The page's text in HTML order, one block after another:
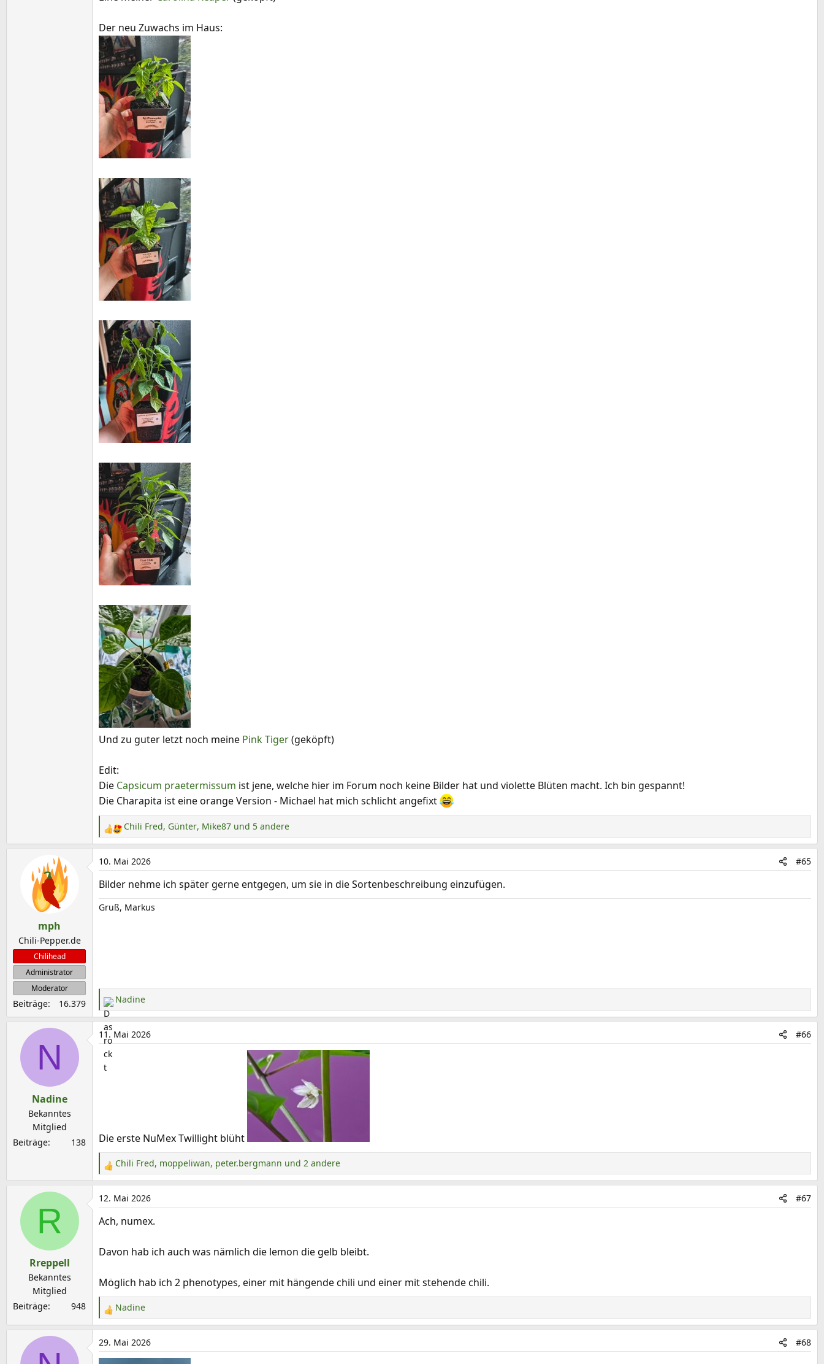
Der neu Zuwachs im Haus:
Und zu guter letzt noch meine Pink Tiger(geköpft)
Edit:
Die Capsicum praetermissum ist jene, welche hier im Forum noch keine Bilder hat und violette Blüten macht. Ich bin gespannt!
Die Charapita ist eine orange Version - Michael hat mich schlicht angefixt
R
e
a
k
t
i
o
Chili Fred, Günter, Mike87 und 5 andere
mph
Chili-Pepper.de
Chilihead
Administrator
Moderator
Beiträge 16.379
10. Mai 2026 #65
Bilder nehme ich später gerne entgegen, um sie in die Sortenbeschreibung einzufügen.
Gruß, Markus
R
e
a
k
t
i
:
Nadine
N
Nadine
Bekanntes
Mitglied
Beiträge
138
11. Mai 2026 #66
Die erste NuMex Twillight blüht
R
e
a
k
t
o
e
Chili Fred, moppeliwan, peter.bergmann und 2 andere
R
Rreppell
Bekanntes
Mitglied
Beiträge
948
12. Mai 2026 #67
Ach, numex.
Davon hab ich auch was nämlich die lemon die gelb bleibt.
Möglich hab ich 2 phenotypes, einer mit hängende chili und einer mit stehende chili.
R
e
a
k
Nadine
29. Mai 2026 #68